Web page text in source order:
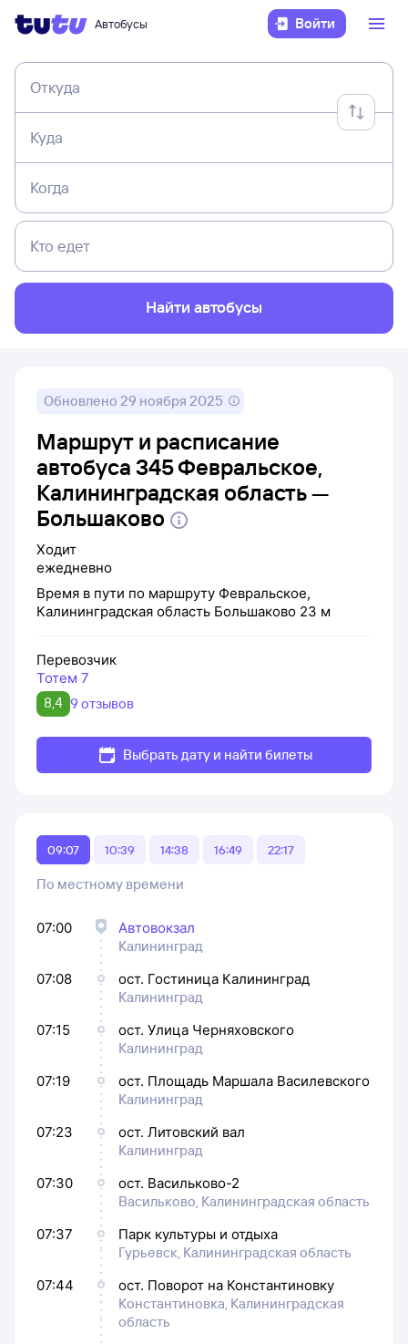
Автобусы Войти
Откуда
Куда
Когда
Кто едет
Найти автобусы
Обновлено 29 ноября 2025
Маршрут и расписание
автобуса 345 Февральское,
Калининградская область —
Большаково
Ходит
ежедневно
Время в пути по маршруту Февральское,
Калининградская область Большаково 23 м
Перевозчик
Тотем 7
8,4 9 отзывов
Выбрать дату и найти билеты
09:07 10:39 14:38 16:49 22:17
По местному времени
07:00
Автовокзал
Калининград
07:08
ост. Гостиница Калининград
Калининград
07:15
ост. Улица Черняховского
Калининград
07:19
ост. Площадь Маршала Василевского
Калининград
07:23
ост. Литовский вал
Калининград
07:30
ост. Васильково-2
Васильково, Калининградская область
07:37
Парк культуры и отдыха
Гурьевск, Калининградская область
07:44
ост. Поворот на Константиновку
Константиновка, Калининградская
область